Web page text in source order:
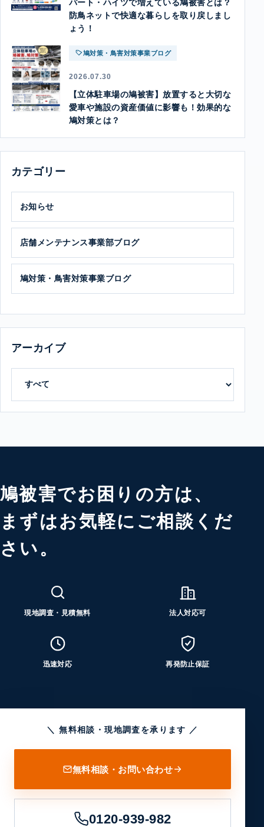
パート・ハイツで増えている鳩被害とは？
防鳥ネットで快適な暮らしを取り戻しまし
ょう！
鳩対策・鳥害対策事業ブログ
2026.07.30
【立体駐車場の鳩被害】放置すると大切な
愛車や施設の資産価値に影響も！効果的な
鳩対策とは？
カテゴリー
お知らせ
店舗メンテナンス事業部ブログ
鳩対策・鳥害対策事業ブログ
アーカイブ
鳩被害でお困りの方は、
まずはお気軽にご相談くだ
さい。
現地調査・見積無料 法人対応可
迅速対応 再発防止保証
＼ 無料相談・現地調査を承ります ／
無料相談・お問い合わせ
0120-939-982